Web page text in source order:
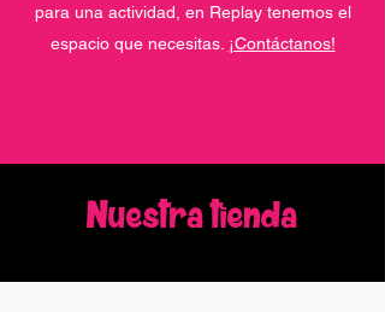
para una actividad, en Replay tenemos el
espacio que necesitas. ¡Contáctanos!
Nuestra tienda